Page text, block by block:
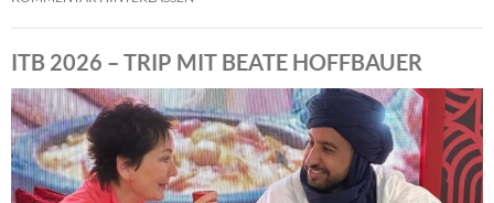
ITB 2026 – TRIP MIT BEATE HOFFBAUER